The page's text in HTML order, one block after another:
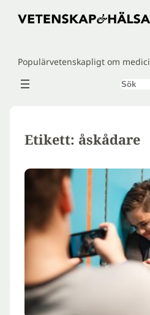
Hoppa
Populärvetenskapligt om
Sök
Etikett: åskådare